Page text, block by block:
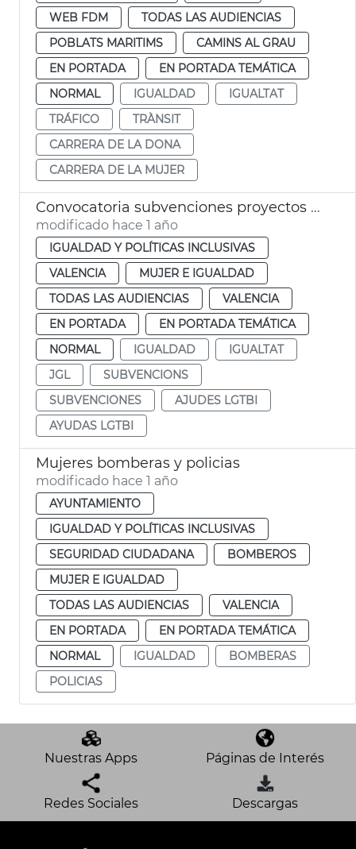
WEB FDM
TODAS LAS AUDIENCIAS
POBLATS MARITIMS
CAMINS AL GRAU
EN PORTADA
EN PORTADA TEMÁTICA
NORMAL
IGUALDAD
IGUALTAT
TRÁFICO
TRÀNSIT
CARRERA DE LA DONA
CARRERA DE LA MUJER
Convocatoria subvenciones proyectos LGTBI Ayuntamiento de València
modificado hace 1 año
IGUALDAD Y POLÍTICAS INCLUSIVAS
VALENCIA
MUJER E IGUALDAD
TODAS LAS AUDIENCIAS
VALENCIA
EN PORTADA
EN PORTADA TEMÁTICA
NORMAL
IGUALDAD
IGUALTAT
JGL
SUBVENCIONS
SUBVENCIONES
AJUDES LGTBI
AYUDAS LGTBI
Mujeres bomberas y policias
modificado hace 1 año
AYUNTAMIENTO
IGUALDAD Y POLÍTICAS INCLUSIVAS
SEGURIDAD CIUDADANA
BOMBEROS
MUJER E IGUALDAD
TODAS LAS AUDIENCIAS
VALENCIA
EN PORTADA
EN PORTADA TEMÁTICA
NORMAL
IGUALDAD
BOMBERAS
POLICIAS
Nuestras Apps Páginas de Interés
Redes Sociales Descargas